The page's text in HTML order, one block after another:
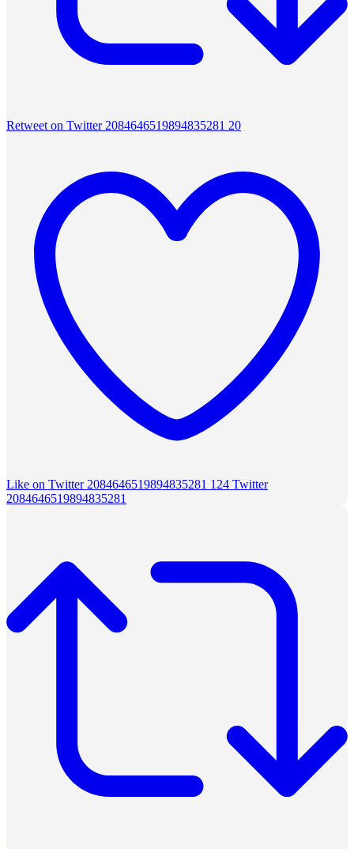
Retweet on Twitter 2084646519894835281 20
Like on Twitter 2084646519894835281 124 Twitter
2084646519894835281